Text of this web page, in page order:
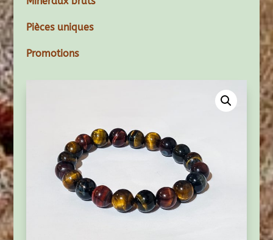
Pièces uniques
Promotions